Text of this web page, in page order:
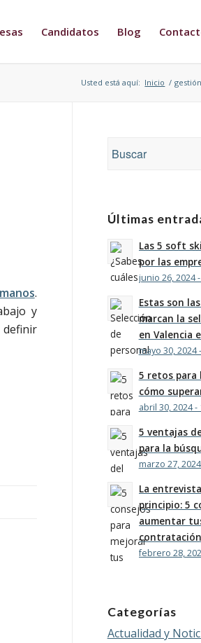
Candidatos Blog
Usted está aquí: Inicio /
.
y
Últimas
Las 5 soft
por las
junio 26, 2024
Estas son
marcan la
en Valencia
mayo 30, 2024
5 retos para
cómo
abril 30, 2024 -
5 ventajas
para la
marzo 27,
La
principio: 5
aumentar
contratación
febrero 28,
Categorías
Actualidad y